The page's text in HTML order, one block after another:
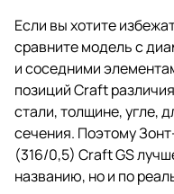
Если вы хотите
сравните модель с
и соседними
позиций Craft
стали, толщине, угле,
сечения. Поэтому
(316/0,5) Craft GS
названию, но и по